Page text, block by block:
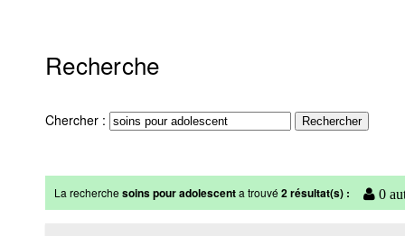
Recherche
Chercher :
La recherchesoins pour adolescenta trouvé2 résultat(s) : 0